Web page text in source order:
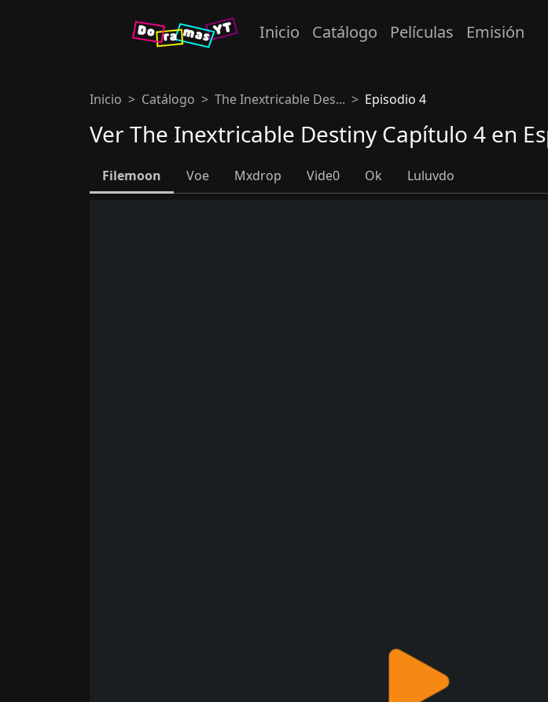
Inicio Catálogo Películas Emisión
Inicio Catálogo The Inextricable Des... Episodio 4
Ver The Inextricable Destiny Capítulo 4 en
Filemoon Voe Mxdrop Vide0 Ok Luluvdo